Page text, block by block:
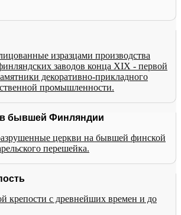
изразцами производства
заводов конца XIX - первой
декоративно-прикладного
промышленности.
бывшей Финляндии
церкви на бывшей финской
перешейка.
крепости с древнейших времен и до